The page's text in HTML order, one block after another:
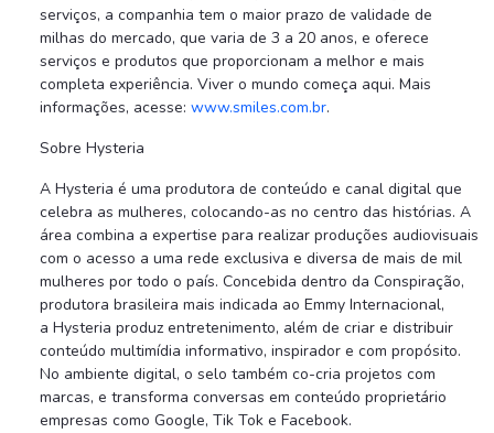
serviços, a companhia tem o maior prazo de validade de
milhas do mercado, que varia de 3 a 20 anos, e oferece
serviços e produtos que proporcionam a melhor e mais
completa experiência. Viver o mundo começa aqui. Mais
informações, acesse: www.smiles.com.br.
Sobre Hysteria
A Hysteria é uma produtora de conteúdo e canal digital que
celebra as mulheres, colocando-as no centro das histórias. A
área combina a expertise para realizar produções audiovisuais
com o acesso a uma rede exclusiva e diversa de mais de mil
mulheres por todo o país. Concebida dentro da Conspiração,
produtora brasileira mais indicada ao Emmy Internacional,
a Hysteria produz entretenimento, além de criar e distribuir
conteúdo multimídia informativo, inspirador e com propósito.
No ambiente digital, o selo também co-cria projetos com
marcas, e transforma conversas em conteúdo proprietário
empresas como Google, Tik Tok e Facebook.